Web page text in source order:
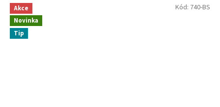
Akce
Novinka
Tip
Kód: 740-BS